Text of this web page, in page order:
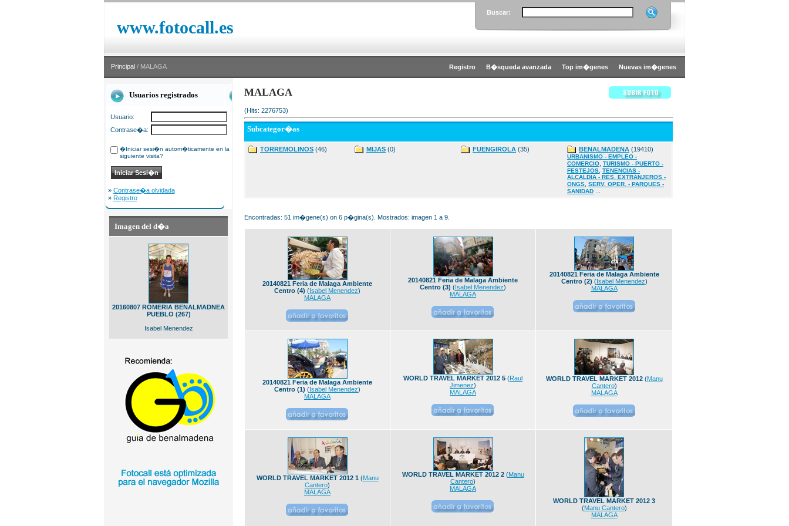
www.fotocall.es
Buscar:
Principal / MALAGA Registro B�squeda avanzada Top im�genes Nuevas im�genes
Usuarios registrados
Usuario:
Contrase�a:
�Iniciar sesi�n autom�ticamente en la
siguiente visita?
» Contrase�a olvidada
» Registro
Imagen del d�a
20160807 ROMERIA BENALMADNEA
PUEBLO (267)
Isabel Menendez
MALAGA
(Hits: 2276753)
Subcategor�as
TORREMOLINOS (46) MIJAS (0) FUENGIROLA (35) BENALMADENA (19410)
URBANISMO - EMPLEO -
COMERCIO TURISMO - PUERTO -
FESTEJOS TENENCIAS -
ALCALDIA - RES. EXTRANJEROS -
ONGS SERV. OPER. - PARQUES -
SANIDAD
Encontradas: 51 im�gene(s) on 6 p�gina(s). Mostrados: imagen 1 a 9.
20140821 Feria de Malaga Ambiente
Centro (4) (Isabel Menendez)
MALAGA
20140821 Feria de Malaga Ambiente
Centro (3) (Isabel Menendez)
MALAGA
20140821 Feria de Malaga Ambiente
Centro (2) (Isabel Menendez)
MALAGA
20140821 Feria de Malaga Ambiente
Centro (1) (Isabel Menendez)
MALAGA
WORLD TRAVEL MARKET 2012 5 (Raul
Jimenez)
MALAGA
WORLD TRAVEL MARKET 2012(Manu
Cantero)
MALAGA
WORLD TRAVEL MARKET 2012 1(Manu
Cantero)
MALAGA
WORLD TRAVEL MARKET 2012 2(Manu
Cantero)
MALAGA
WORLD TRAVEL MARKET 2012 3
(Manu Cantero)
MALAGA